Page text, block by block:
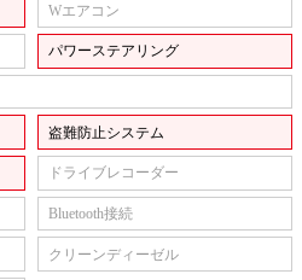
Wエアコン
パワーステアリング
盗難防止システム
ドライブレコーダー
Bluetooth接続
クリーンディーゼル